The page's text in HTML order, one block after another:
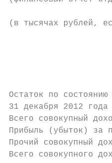
(в тысячах рублей,
Остаток по состоянию
31 декабря
Всего
Прибыль
Прочий
Всего совокупного